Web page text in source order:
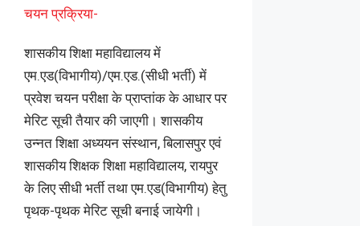
चयन प्रक्रिया-
शासकीय शिक्षा महाविद्यालय में
एम.एड(विभागीय)/एम.एड.(सीधी भर्ती) में
प्रवेश चयन परीक्षा के प्राप्‍तांक के आधार पर
मेरिट सूची तैयार की जाएगी। शासकीय
उन्‍नत शिक्षा अध्‍ययन संस्‍थान, बिलासपुर एवं
शासकीय शिक्षक शिक्षा महाविद्यालय, रायपुर
के लिए सीधी भर्ती तथा एम.एड(विभागीय) हेतु
पृथक-पृथक मेरिट सूची बनाई जायेगी।